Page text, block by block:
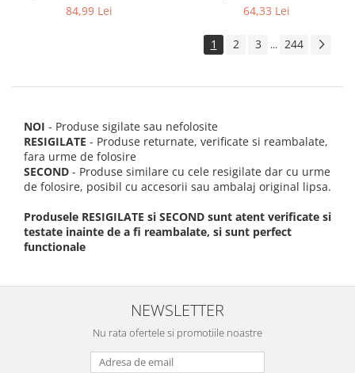
278.0, SE4001, SE4002, SE5100
84,99 Lei
AS00006949, ECAM22 ECAM29
64,33 Lei
1 2 3 ... 244
NOI - Produse sigilate sau nefolosite
RESIGILATE - Produse returnate, verificate si reambalate,
fara urme de folosire
SECOND - Produse similare cu cele resigilate dar cu urme
de folosire, posibil cu accesorii sau ambalaj original lipsa.
Produsele RESIGILATE si SECOND sunt atent verificate si
testate inainte de a fi reambalate, si sunt perfect
functionale
NEWSLETTER
Nu rata ofertele si promotiile noastre